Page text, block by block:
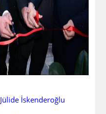
Jülide İskenderoğlu